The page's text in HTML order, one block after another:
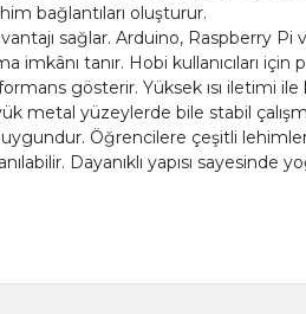
bağlantıları oluşturur.
sağlar. Arduino, Raspberry
imkânı tanır. Hobi kullanıcıları
gösterir. Yüksek ısı iletimi ile
metal yüzeylerde bile stabil
uygundur. Öğrencilere çeşitli
Dayanıklı yapısı sayesinde